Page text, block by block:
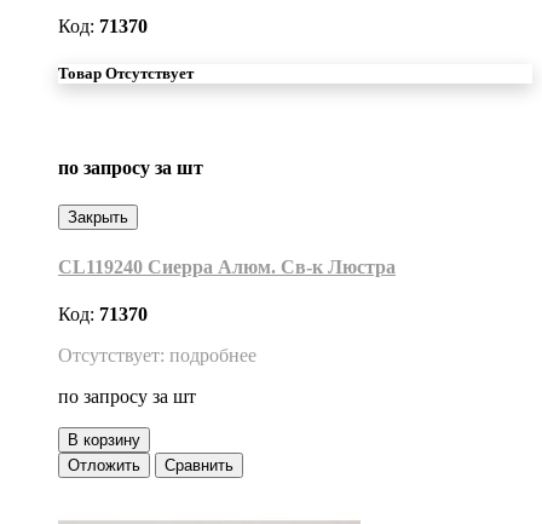
Код: 71370
Товар Отсутствует
по запросу за шт
Закрыть
CL119240 Сиерра Алюм. Св-к Люстра
Код: 71370
Отсутствует: подробнее
по запросу за шт
В корзину
Отложить
Сравнить